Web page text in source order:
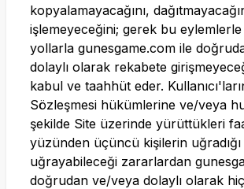
kopyalamayacağını,
işlemeyeceğini; gerek bu
yollarla gunesgame.com ile
dolaylı olarak rekabete
kabul ve taahhüt eder.
Sözleşmesi hükümlerine ve/veya
şekilde Site üzerinde yürüttükleri
yüzünden üçüncü kişilerin
uğrayabileceği zararlardan
doğrudan ve/veya dolaylı olarak